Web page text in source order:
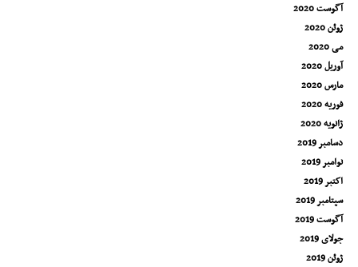
آگوست 2020
ژوئن 2020
می 2020
آوریل 2020
مارس 2020
فوریه 2020
ژانویه 2020
دسامبر 2019
نوامبر 2019
اکتبر 2019
سپتامبر 2019
آگوست 2019
جولای 2019
ژوئن 2019